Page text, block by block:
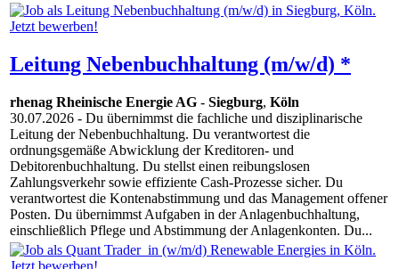
Leitung Nebenbuchhaltung (m/w/d) *
rhenag Rheinische Energie AG - Siegburg, Köln
30.07.2026 - Du übernimmst die fachliche und disziplinarische
Leitung der Nebenbuchhaltung. Du verantwortest die
ordnungsgemäße Abwicklung der Kreditoren- und
Debitorenbuchhaltung. Du stellst einen reibungslosen
Zahlungsverkehr sowie effiziente Cash-Prozesse sicher. Du
verantwortest die Kontenabstimmung und das Management offener
Posten. Du übernimmst Aufgaben in der Anlagenbuchhaltung,
einschließlich Pflege und Abstimmung der Anlagenkonten. Du...